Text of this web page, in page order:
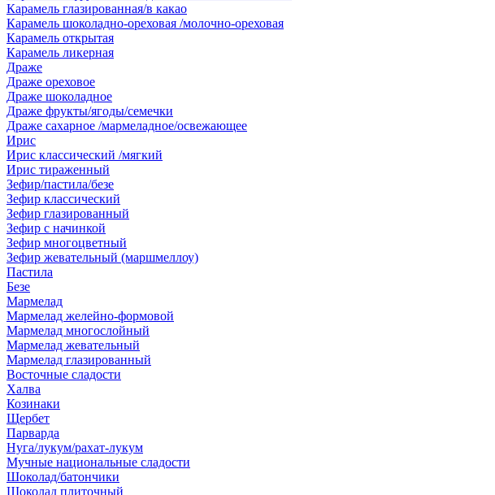
Карамель глазированная/в какао
Карамель шоколадно-ореховая /молочно-ореховая
Карамель открытая
Карамель ликерная
Драже
Драже ореховое
Драже шоколадное
Драже фрукты/ягоды/семечки
Драже сахарное /мармеладное/освежающее
Ирис
Ирис классический /мягкий
Ирис тираженный
Зефир/пастила/безе
Зефир классический
Зефир глазированный
Зефир с начинкой
Зефир многоцветный
Зефир жевательный (маршмеллоу)
Пастила
Безе
Мармелад
Мармелад желейно-формовой
Мармелад многослойный
Мармелад жевательный
Мармелад глазированный
Восточные сладости
Халва
Козинаки
Щербет
Парварда
Нуга/лукум/рахат-лукум
Мучные национальные сладости
Шоколад/батончики
Шоколад плиточный